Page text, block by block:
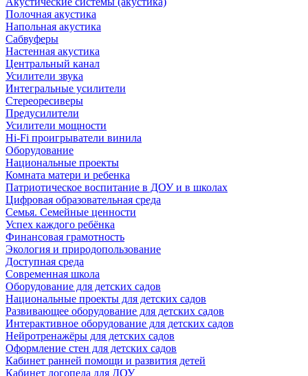
Полочная акустика
Напольная акустика
Сабвуферы
Настенная акустика
Центральный канал
Усилители звука
Интегральные усилители
Стереоресиверы
Предусилители
Усилители мощности
Hi-Fi проигрыватели винила
Оборудование
Национальные проекты
Комната матери и ребенка
Патриотическое воспитание в ДОУ и в школах
Цифровая образовательная среда
Семья. Семейные ценности
Успех каждого ребёнка
Финансовая грамотность
Экология и природопользование
Доступная среда
Современная школа
Оборудование для детских садов
Национальные проекты для детских садов
Развивающее оборудование для детских садов
Интерактивное оборудование для детских садов
Нейротренажёры для детских садов
Оформление стен для детских садов
Кабинет ранней помощи и развития детей
Кабинет логопеда для ДОУ